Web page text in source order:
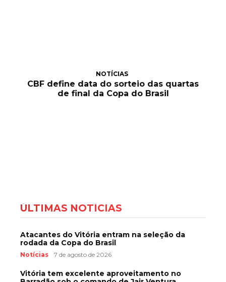
NOTÍCIAS
CBF define data do sorteio das quartas
de final da Copa do Brasil
ÚLTIMAS NOTÍCIAS
Atacantes do Vitória entram na seleção da
rodada da Copa do Brasil
Notícias 7 de agosto de 2026
Vitória tem excelente aproveitamento no